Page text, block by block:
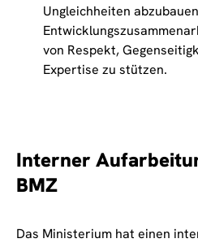
Ungleichheiten
von Respekt,
Expertise zu stützen.
Interner
BMZ
Das Ministerium hat einen